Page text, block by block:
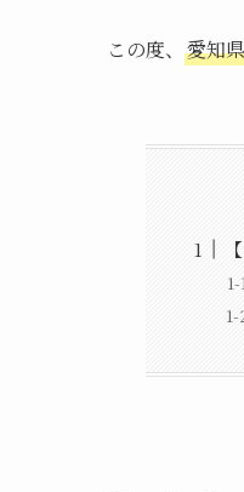
この度、 愛知